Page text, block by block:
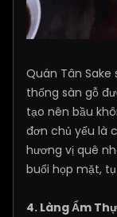
Quán Tân
thống sàn gỗ
tạo nên bầu
đơn chủ yếu là
hương vị quê
buổi họp mặt,
4. Làng Ẩm